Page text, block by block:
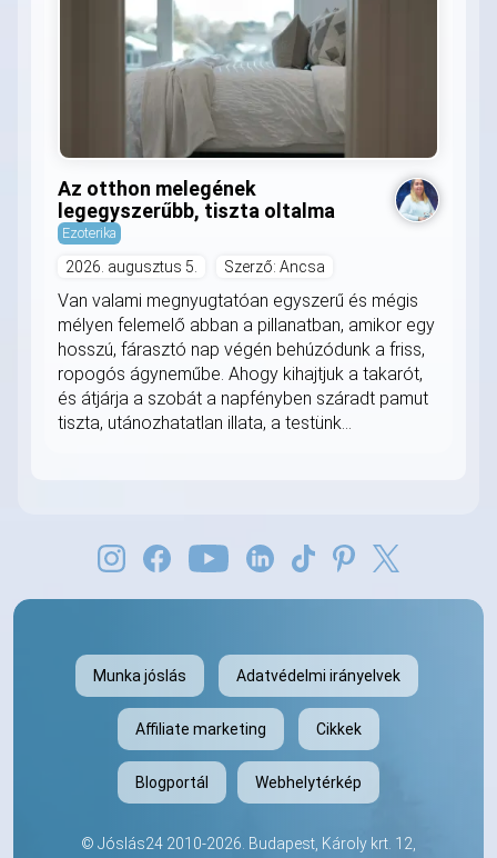
Az otthon melegének
legegyszerűbb, tiszta oltalma
Ezoterika
2026. augusztus 5. Szerző: Ancsa
Van valami megnyugtatóan egyszerű és mégis
mélyen felemelő abban a pillanatban, amikor egy
hosszú, fárasztó nap végén behúzódunk a friss,
ropogós ágyneműbe. Ahogy kihajtjuk a takarót,
és átjárja a szobát a napfényben száradt pamut
tiszta, utánozhatatlan illata, a testünk...
Munka jóslás Adatvédelmi irányelvek
Affiliate marketing Cikkek
Blogportál Webhelytérkép
© Jóslás24 2010-2026. Budapest, Károly krt. 12,